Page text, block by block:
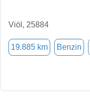
Viöl, 25884
19.885 km Benzin